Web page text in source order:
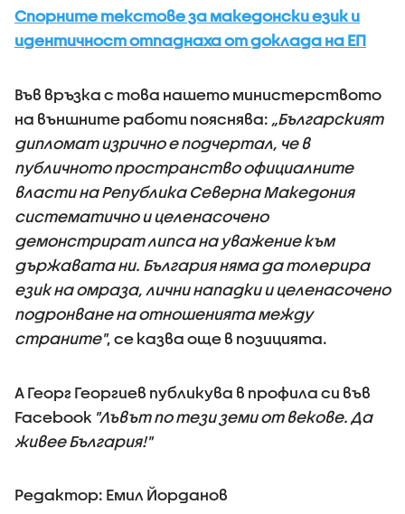
Спорните текстове за македонски език и
идентичност отпаднаха от доклада на ЕП
Във връзка с това нашето министерството
на външните работи пояснява: „Българският
дипломат изрично е подчертал, че в
публичното пространство официалните
власти на Република Северна Македония
систематично и целенасочено
демонстрират липса на уважение към
държавата ни. България няма да толерира
език на омраза, лични нападки и целенасочено
подронване на отношенията между
страните", се казва още в позицията.
А Георг Георгиев публикува в профила си във
Facebook "Лъвът по тези земи от векове. Да
живее България!"
Редактор: Емил Йорданов